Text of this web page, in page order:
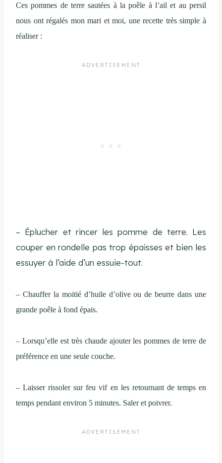
Ces pommes de terre sautées à la poêle à l’ail et au persil
nous ont régalés mon mari et moi, une recette très simple à
réaliser :
– Éplucher et rincer les pomme de terre. Les
couper en rondelle pas trop épaisses et bien les
essuyer à l’aide d’un essuie-tout.
– Chauffer la moitié d’huile d’olive ou de beurre dans une
grande poêle à fond épais.
– Lorsqu’elle est très chaude ajouter les pommes de terre de
préférence en une seule couche.
– Laisser rissoler sur feu vif en les retournant de temps en
temps pendant environ 5 minutes. Saler et poivrer.